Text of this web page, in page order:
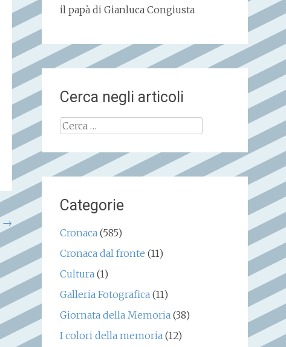
→
il papà di Gianluca Congiusta
Cerca negli articoli
Ricerca
Categorie
Cronaca(585)
Cronaca dal fronte (11)
Cultura(1)
Galleria Fotografica(11)
Giornata della Memoria(38)
I colori della memoria(12)